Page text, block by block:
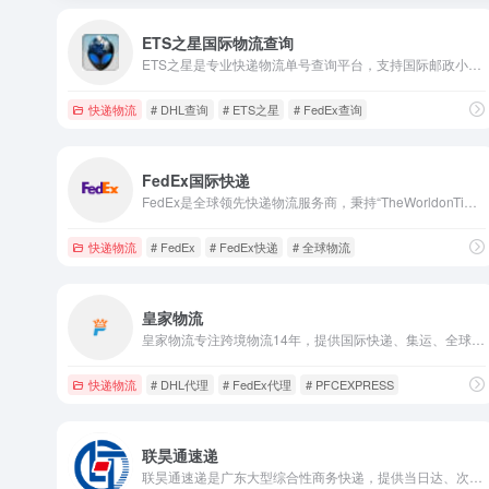
ETS之星国际物流查询
快递物流 # DHL查询 # ETS之星 # FedEx查询
FedEx国际快递
快递物流 # FedEx # FedEx快递 # 全球物流
皇家物流
快递物流 # DHL代理 # FedEx代理 # PFCEXPRESS
联昊通速递